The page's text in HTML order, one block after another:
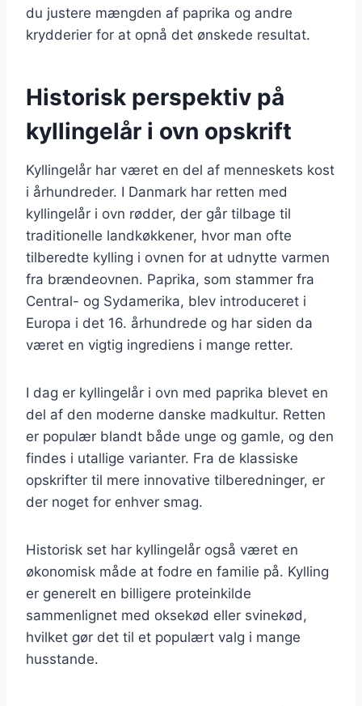
du justere mængden af paprika og andre
krydderier for at opnå det ønskede resultat.
Historisk perspektiv på
kyllingelår i ovn opskrift
Kyllingelår har været en del af menneskets kost
i århundreder. I Danmark har retten med
kyllingelår i ovn rødder, der går tilbage til
traditionelle landkøkkener, hvor man ofte
tilberedte kylling i ovnen for at udnytte varmen
fra brændeovnen. Paprika, som stammer fra
Central- og Sydamerika, blev introduceret i
Europa i det 16. århundrede og har siden da
været en vigtig ingrediens i mange retter.
I dag er kyllingelår i ovn med paprika blevet en
del af den moderne danske madkultur. Retten
er populær blandt både unge og gamle, og den
findes i utallige varianter. Fra de klassiske
opskrifter til mere innovative tilberedninger, er
der noget for enhver smag.
Historisk set har kyllingelår også været en
økonomisk måde at fodre en familie på. Kylling
er generelt en billigere proteinkilde
sammenlignet med oksekød eller svinekød,
hvilket gør det til et populært valg i mange
husstande.